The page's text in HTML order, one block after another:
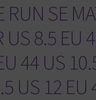
RUN SE
US 8.5 EU
44 US
US 12 EU